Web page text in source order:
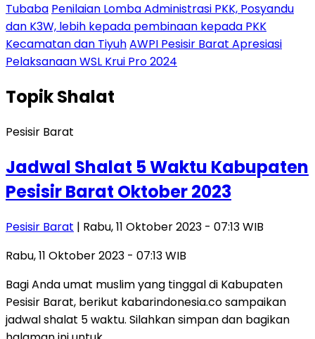
Tubaba Penilaian Lomba Administrasi PKK, Posyandu
dan K3W, lebih kepada pembinaan kepada PKK
Kecamatan dan TiyuhAWPI Pesisir Barat Apresiasi
Pelaksanaan WSL Krui Pro 2024
TopikShalat
Pesisir Barat
Jadwal Shalat 5 Waktu Kabupaten
Pesisir Barat Oktober 2023
Pesisir Barat | Rabu, 11 Oktober 2023 - 07:13 WIB
Rabu, 11 Oktober 2023 - 07:13 WIB
Bagi Anda umat muslim yang tinggal di Kabupaten
Pesisir Barat, berikut kabarindonesia.co sampaikan
jadwal shalat 5 waktu. Silahkan simpan dan bagikan